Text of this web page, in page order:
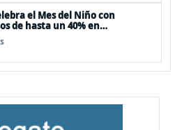
el Mes del Niño con
de hasta un 40% en
cine, shows y streaming